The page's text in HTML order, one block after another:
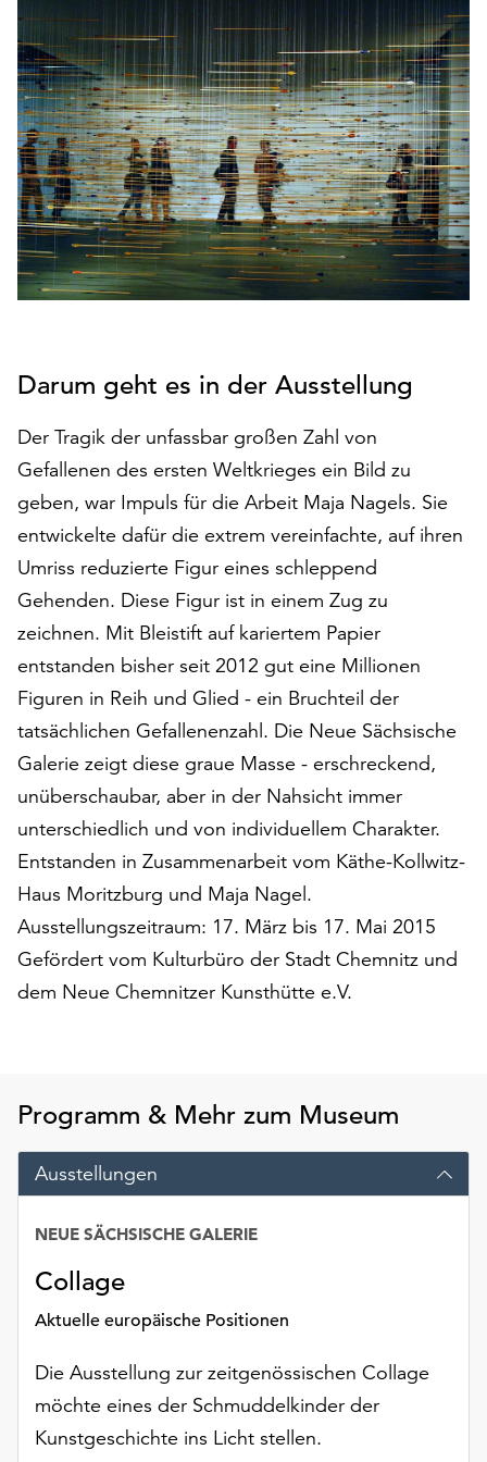
den
Betrieb
der
Seite
notwendig
sind
(funktionale
Cookies),
sowie
solche,
die
lediglich
Statistikzwecken
genutzt
Klicken
Sie
auf
„Alle
akzeptieren“,
alle
Cookies
zu
akzeptieren.
Sie
können
Ihr
Einverständnis
jederzeit
ändern
und
widerrufen.
steht
Ihnen
am
Schaltfläche
„Cookie-
Einstellungen“
zur
Funktionale
werden
auch
Ihr
Einverständnis
weiterhin
ausgeführt.
Darum geht es in der Ausstellung
Der Tragik der unfassbar großen Zahl von
Gefallenen des ersten Weltkrieges ein Bild zu
geben, war Impuls für die Arbeit Maja Nagels. Sie
entwickelte dafür die extrem vereinfachte, auf ihren
Umriss reduzierte Figur eines schleppend
Gehenden. Diese Figur ist in einem Zug zu
zeichnen. Mit Bleistift auf kariertem Papier
entstanden bisher seit 2012 gut eine Millionen
Figuren in Reih und Glied - ein Bruchteil der
tatsächlichen Gefallenenzahl. Die Neue Sächsische
Galerie zeigt diese graue Masse - erschreckend,
unüberschaubar, aber in der Nahsicht immer
unterschiedlich und von individuellem Charakter.
Entstanden in Zusammenarbeit vom Käthe-Kollwitz-
Haus Moritzburg und Maja Nagel.
Ausstellungszeitraum: 17. März bis 17. Mai 2015
Gefördert vom Kulturbüro der Stadt Chemnitz und
dem Neue Chemnitzer Kunsthütte e.V.
Programm & Mehr zum Museum
Ausstellungen
Collage
Aktuelle europäische Positionen
NEUE SÄCHSISCHE GALERIE
Die Ausstellung zur zeitgenössischen Collage
möchte eines der Schmuddelkinder der
Kunstgeschichte ins Licht stellen.